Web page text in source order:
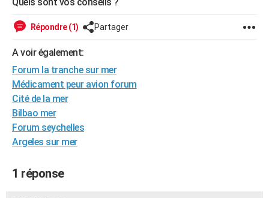
Mobiles
Meilleur smartphone
Internet
Ordinateurs
Jeux vidéo
Guide high-tech
+
Forum
Aménagement intérieur
Extérieur
Cuisine
Salle de bains
Jardinage
Rangement
WEEK-END
Guides de France
Escapades
Patrimoine
Expositions
Musées
Week-end nature
+LIFESTYLE
Art de vivre
Bien-être
Loisirs
Mode
Modes de vie
SANTE
Alimentation
Guide de la santé
Maladies
Médicaments
Sommeil
VOYAGE
Destinations
City break
Voyage nature
Voyage de noces
Forum
Climat
+PHOTO
BONS PLANS
Répondre (1) Partager
A voir également:
Forum la tranche sur mer
Médicament peur avion forum
Cité de la mer
Bilbao mer
Forum seychelles
Argeles sur mer
1 réponse